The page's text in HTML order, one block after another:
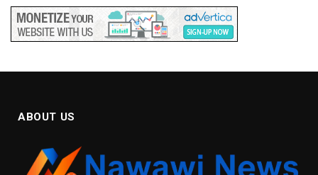
ABOUT US